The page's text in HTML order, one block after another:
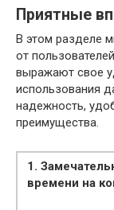
Приятные
В этом разделе
от
выражают свое
использования
надежность,
преимущества.
1.
времени на